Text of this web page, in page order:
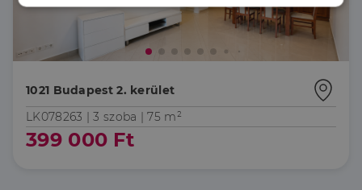
1021 Budapest 2. kerület
LK078263 |3 szoba | 75 m²
399 000 Ft
Elengedhetetlenül
szükséges
Teljesítmény
Célzás